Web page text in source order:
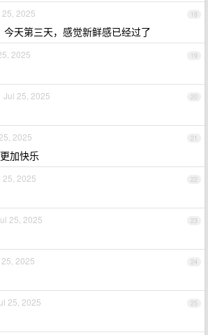
18
2025
天第三天，感觉新鲜感已经过了
19
2025
20
Jul 25, 2025
21
2025
加快乐
22
25, 2025
23
25, 2025
24
2025
25
25, 2025